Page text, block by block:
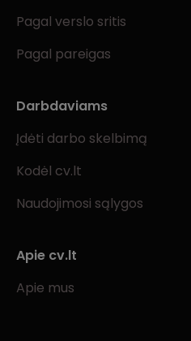
Pagal verslo sritis
Pagal pareigas
Darbdaviams
Įdėti darbo skelbimą
Kodėl cv.lt
Naudojimosi sąlygos
Apie cv.lt
Apie mus